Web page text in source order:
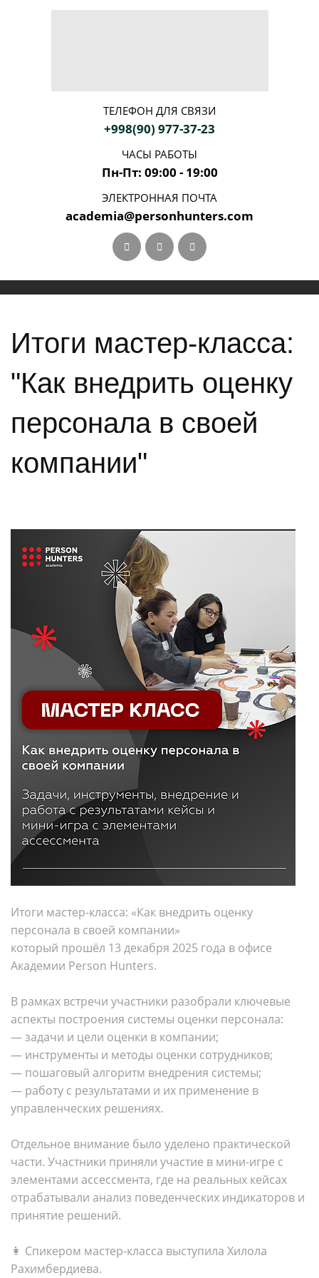
ТЕЛЕФОН ДЛЯ СВЯЗИ
+998(90) 977-37-23
ЧАСЫ РАБОТЫ
Пн-Пт: 09:00 - 19:00
ЭЛЕКТРОННАЯ ПОЧТА
academia@personhunters.com
Итоги мастер-класса:
"Как внедрить оценку
персонала в своей
компании"
Итоги мастер-класса: «Как внедрить оценку
персонала в своей компании»
который прошёл 13 декабря 2025 года в офисе
Академии Person Hunters.
В рамках встречи участники разобрали ключевые
аспекты построения системы оценки персонала:
— задачи и цели оценки в компании;
— инструменты и методы оценки сотрудников;
— пошаговый алгоритм внедрения системы;
— работу с результатами и их применение в
управленческих решениях.
Отдельное внимание было уделено практической
части. Участники приняли участие в мини-игре с
элементами ассессмента, где на реальных кейсах
отрабатывали анализ поведенческих индикаторов и
принятие решений.
👩 Спикером мастер-класса выступила Хилола
Рахимбердиева.